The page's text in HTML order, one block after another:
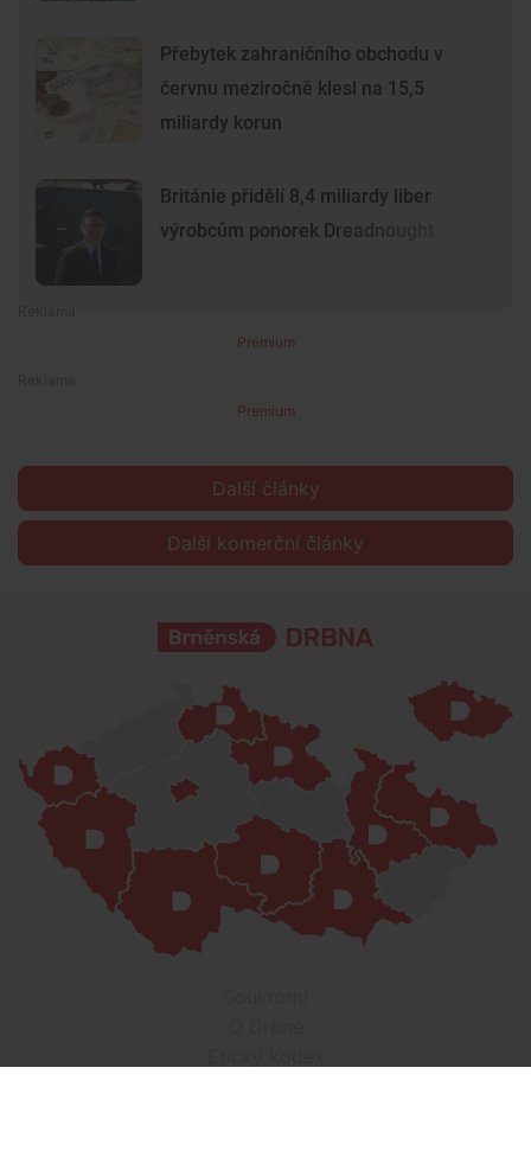
Přebytek zahraničního obchodu v
červnu meziročně klesl na 15,5
miliardy korun
Británie přidělí 8,4 miliardy liber
výrobcům ponorek Dreadnought
Premium
Premium
Další články
Další komerční články